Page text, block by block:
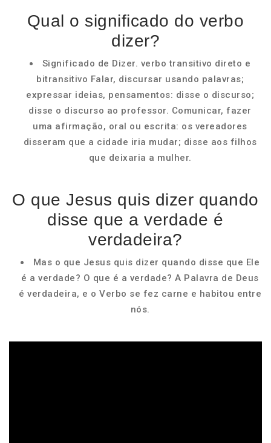
Qual o significado do verbo
dizer?
Significado de Dizer. verbo transitivo direto e
bitransitivo Falar, discursar usando palavras;
expressar ideias, pensamentos: disse o discurso;
disse o discurso ao professor. Comunicar, fazer
uma afirmação, oral ou escrita: os vereadores
disseram que a cidade iria mudar; disse aos filhos
que deixaria a mulher.
O que Jesus quis dizer quando
disse que a verdade é
verdadeira?
Mas o que Jesus quis dizer quando disse que Ele
é a verdade? O que é a verdade? A Palavra de Deus
é verdadeira, e o Verbo se fez carne e habitou entre
nós.